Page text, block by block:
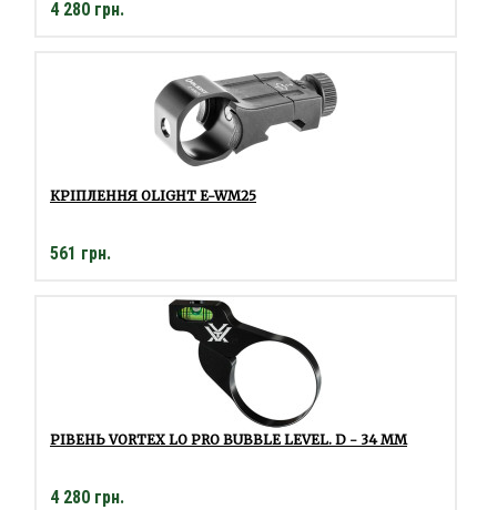
4 280 грн.
КРІПЛЕННЯ OLIGHT E-WM25
561 грн.
РІВЕНЬ VORTEX LO PRO BUBBLE LEVEL. D - 34 ММ
4 280 грн.